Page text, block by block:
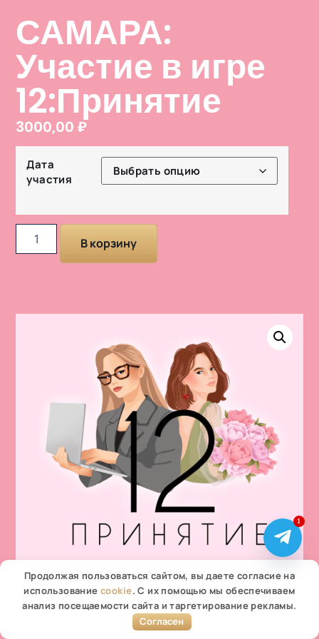
САМАРА:
Участие в игре
12:Принятие
3000,00₽
Дата
участия
В корзину
Продолжая пользоваться сайтом, вы даете согласие на
использованиеcookie. С их помощью мы обеспечиваем
анализ посещаемости сайта и таргетирование рекламы.
Согласен
1